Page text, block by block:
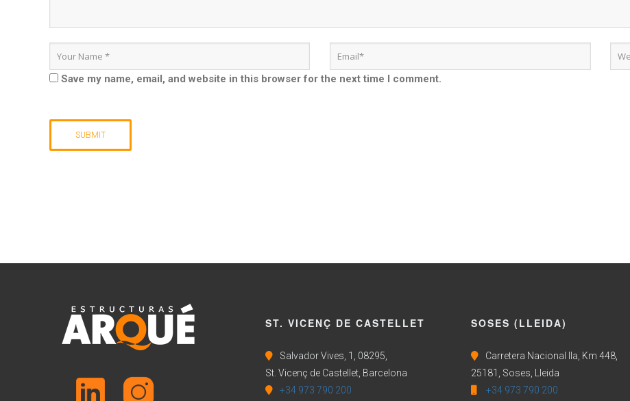
Save my name, email, and website in this browser for the next time I comment.
ST. VICENÇ DE CASTELLET
Salvador Vives, 1, 08295,
St. Vicenç de Castellet, Barcelona
+34 973 790 200
SOSES (LLEIDA)
Carretera Nacional IIa, Km 448,
25181, Soses, Lleida
+34 973 790 200